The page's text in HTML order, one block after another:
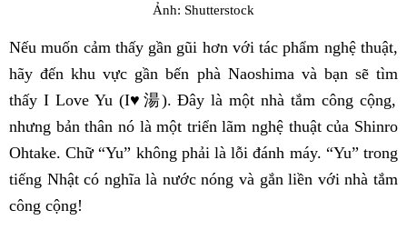
Ảnh: Shutterstock
Nếu muốn cảm thấy gần gũi hơn với tác phẩm nghệ thuật,
hãy đến khu vực gần bến phà Naoshima và bạn sẽ tìm
thấy I Love Yu (I♥︎湯). Đây là một nhà tắm công cộng,
nhưng bản thân nó là một triển lãm nghệ thuật của Shinro
Ohtake. Chữ “Yu” không phải là lỗi đánh máy. “Yu” trong
tiếng Nhật có nghĩa là nước nóng và gắn liền với nhà tắm
công cộng!